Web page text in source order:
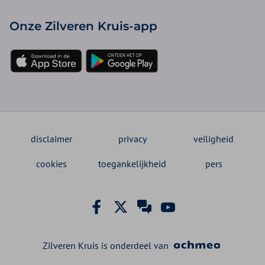
Onze Zilveren Kruis-app
disclaimer privacy veiligheid
cookies toegankelijkheid pers
Zilveren Kruis is onderdeel van